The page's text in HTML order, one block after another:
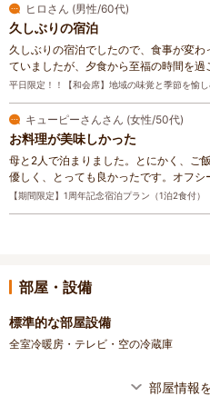
ヒロさん (男性/60代)
久しぶりの宿泊
久しぶりの宿泊でしたので、食事が変
ていましたが、夕食から至福の時間を
平日限定！！【和会席】地域の味覚と季節を愉し
キューピーさんさん (女性/50代)
お料理が美味しかった
母と2人で泊まりました。とにかく、ご
優しく、とっても良かったです。オフ
【期間限定】1周年記念宿泊プラン（1泊2食付）
部屋・設備
標準的な部屋設備
全室冷暖房・テレビ・空の冷蔵庫
部屋情報